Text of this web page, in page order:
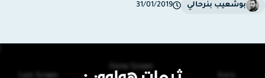
بوشعيب بنرحالي 31/01/2019